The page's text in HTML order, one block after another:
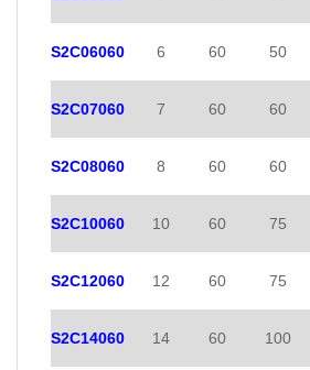
S2C06060 6 60 50
S2C07060 7 60 60
S2C08060 8 60 60
S2C10060 10 60 75
S2C12060 12 60 75
S2C14060 14 60 100